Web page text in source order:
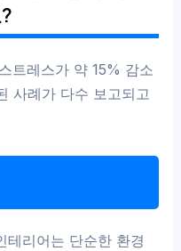
트레스가 약 15% 감소
사례가 다수 보고되고
테리어는 단순한 환경